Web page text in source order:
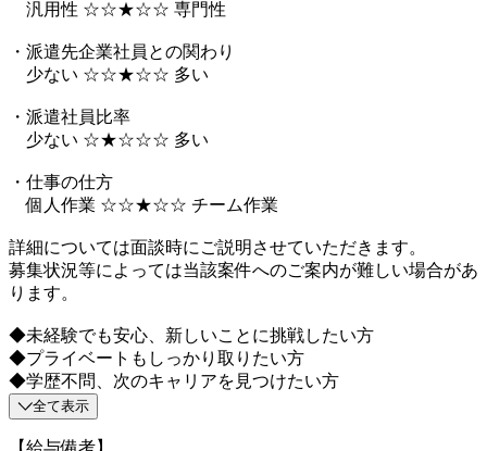
汎用性 ☆☆★☆☆ 専門性
・派遣先企業社員との関わり
少ない ☆☆★☆☆ 多い
・派遣社員比率
少ない ☆★☆☆☆ 多い
・仕事の仕方
個人作業 ☆☆★☆☆ チーム作業
詳細については面談時にご説明させていただきます。
募集状況等によっては当該案件へのご案内が難しい場合があ
ります。
◆未経験でも安心、新しいことに挑戦したい方
◆プライベートもしっかり取りたい方
◆学歴不問、次のキャリアを見つけたい方
全て表示
【給与備考】